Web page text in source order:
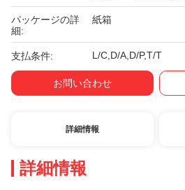
パッケージの詳
細:
紙箱
支払条件: L/C,D/A,D/P,T/T
お問い合わせ
詳細情報
詳細情報